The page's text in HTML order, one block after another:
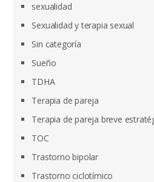
sexualidad
Sexualidad y terapia sexual
Sin categoría
Sueño
TDHA
Terapia de pareja
Terapia de pareja breve
TOC
Trastorno bipolar
Trastorno ciclotímico